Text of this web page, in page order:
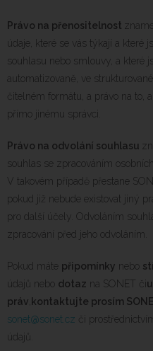
Právo na přenositelnost
údaje, které se vás týkají a které
souhlasu nebo smlouvy, a které
automatizovaně, ve
čitelném formátu, a právo na to,
přímo jinému správci.
Právo na odvolání souhlasu
souhlas se zpracováním
V takovém případě přestane
pokud již nebude existovat jiný
pro další účely. Odvoláním
zpracování před jeho odvoláním.
Pokud máte připomínky nebo
údajů nebo dotaz na SONET či
práv kontaktujte prosím
sonet@sonet.cz či
údajů.